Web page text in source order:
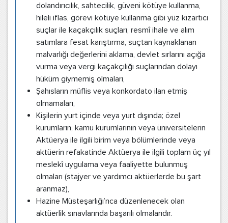
dolandırıcılık, sahtecilik, güveni kötüye kullanma,
hileli iflas, görevi kötüye kullanma gibi yüz kızartıcı
suçlar ile kaçakçılık suçları, resmî ihale ve alım
satımlara fesat karıştırma, suçtan kaynaklanan
malvarlığı değerlerini aklama, devlet sırlarını açığa
vurma veya vergi kaçakçılığı suçlarından dolayı
hüküm giymemiş olmaları,
Şahısların müflis veya konkordato ilan etmiş
olmamaları,
Kişilerin yurt içinde veya yurt dışında; özel
kurumların, kamu kurumlarının veya üniversitelerin
Aktüerya ile ilgili birim veya bölümlerinde veya
aktüerin refakatinde Aktüerya ile ilgili toplam üç yıl
meslekî uygulama veya faaliyette bulunmuş
olmaları (stajyer ve yardımcı aktüerlerde bu şart
aranmaz),
Hazine Müsteşarlığı’nca düzenlenecek olan
aktüerlik sınavlarında başarılı olmalarıdır.